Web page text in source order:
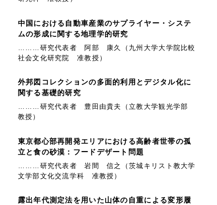
中国における自動車産業のサプライヤー・システ
ムの形成に関する地理学的研究
………研究代表者 阿部 康久（九州大学大学院比較
社会文化研究院 准教授）
外邦図コレクションの多面的利用とデジタル化に
関する基礎的研究
………研究代表者 豊田由貴夫（立教大学観光学部
教授）
東京都心部再開発エリアにおける高齢者世帯の孤
立と食の砂漠：フードデザート問題
………研究代表者 岩間 信之（茨城キリスト教大学
文学部文化交流学科 准教授）
露出年代測定法を用いた山体の自重による変形履